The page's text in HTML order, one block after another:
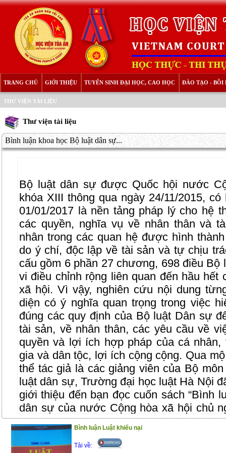
TRANG CHỦ GIỚI THIỆU TUYỂN SINH ĐẠI HỌC, CAO HỌC ĐÀO TẠO - BỒI
THƯ VIỆN TÀI LIỆU
Thư viện tài liệu
Bình luận khoa học Bộ luật dân sự...
Bộ luật dân sự được Quốc hội nước
khóa XIII thông qua ngày 24/11/2015,
01/01/2017 là nền tảng pháp lý cho hệ
các quyền, nghĩa vụ về nhân thân và
nhân trong các quan hệ được hình
do ý chí, độc lập về tài sản và tự chịu
cấu gồm 6 phần 27 chương, 698 điều Bộ
vi điều chỉnh rộng liên quan đến hầu
xã hội. Vì vậy, nghiên cứu nội dung
diện có ý nghĩa quan trọng trong việc
đúng các quy định của Bộ luật Dân sự
tài sản, về nhân thân, các yêu cầu về
quyền và lợi ích hợp pháp của cá
gia và dân tộc, lợi ích cộng cộng. Qua
thể tác giả là các giảng viên của Bộ
luật dân sự, Trường đại học luật Hà Nội
giới thiệu đến bạn đọc cuốn sách “Bình
dân sự của nước Cộng hòa xã hội chủ
Phương pháp tiếp cận của nhóm tác giả
dung từng điểm, từng khoản của các
ví dụ thực tiễn để phân tích và dẫn giải
Bình luận Luật khiếu nại
Tải về: